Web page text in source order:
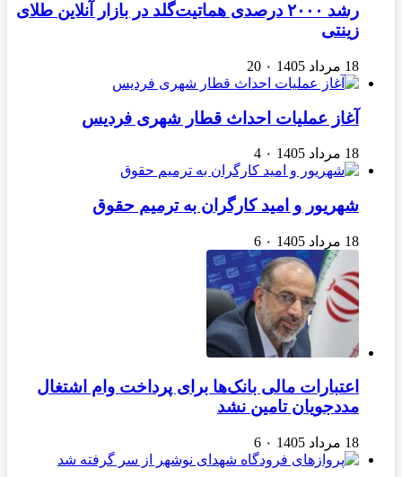
رشد ۲۰۰۰ درصدی هماتیت‌گلد در بازار آنلاین طلای
زینتی
18 مرداد 1405 ۰ 20
آغاز عملیات احداث قطار شهری فردیس
18 مرداد 1405 ۰ 4
شهریور و امید کارگران به ترمیم حقوق
18 مرداد 1405 ۰ 6
اعتبارات مالی بانک‌ها برای پرداخت وام اشتغال
مددجویان تامین نشد
18 مرداد 1405 ۰ 6